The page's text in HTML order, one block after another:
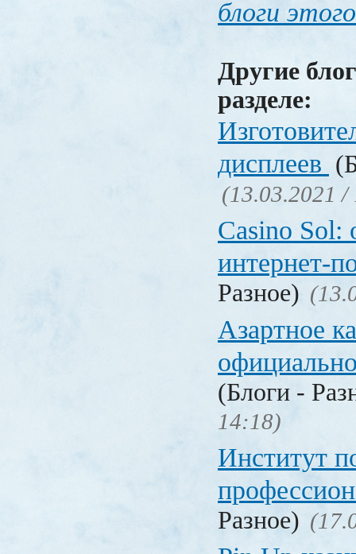
блоги
Другие
разделе:
дисплеев
(13.03.2021 /
Casino Sol:
интернет-
Разное)
Азартное
(Блоги -
14:18)
Институт
Разное)